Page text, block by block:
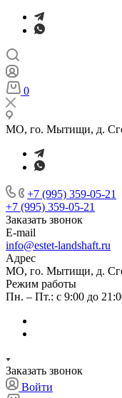
0
МО, го. Мытищи, д.
+7 (995) 359-05-21
+7 (995) 359-05-21
Заказать звонок
E-mail
info@estet-landshaft.ru
Адрес
МО, го. Мытищи, д.
Режим работы
Пн. – Пт.: с 9:00 до
Заказать звонок
Войти